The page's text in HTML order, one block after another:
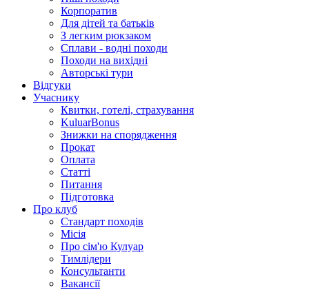
Корпоратив
Для дітей та батьків
З легким рюкзаком
Сплави - водні походи
Походи на вихідні
Авторські тури
Відгуки
Учаснику
Квитки, готелі, страхування
KuluarBonus
Знижки на спорядження
Прокат
Оплата
Статті
Питання
Підготовка
Про клуб
Стандарт походів
Місія
Про сім'ю Кулуар
Тимлідери
Консультанти
Вакансії